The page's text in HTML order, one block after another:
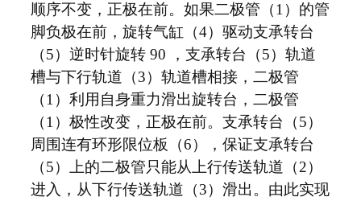
顺序不变，正极在前。如果二极管（1）的管
脚负极在前，旋转气缸（4）驱动支承转台
（5）逆时针旋转 90 ，支承转台（5）轨道
槽与下行轨道（3）轨道槽相接，二极管
（1）利用自身重力滑出旋转台，二极管
（1）极性改变，正极在前。支承转台（5）
周围连有环形限位板（6），保证支承转台
（5）上的二极管只能从上行传送轨道（2）
进入，从下行传送轨道（3）滑出。由此实现